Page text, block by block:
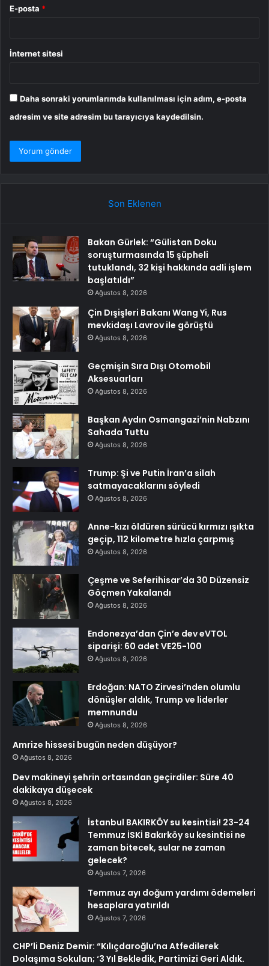
E-posta *
İnternet sitesi
Daha sonraki yorumlarımda kullanılması için adım, e-posta
adresim ve site adresim bu tarayıcıya kaydedilsin.
Son Eklenen
Bakan Gürlek: “Gülistan Doku
soruşturmasında 15 şüpheli
tutuklandı, 32 kişi hakkında adli işlem
başlatıldı”
Ağustos 8, 2026
Çin Dışişleri Bakanı Wang Yi, Rus
mevkidaşı Lavrov ile görüştü
Ağustos 8, 2026
Geçmişin Sıra Dışı Otomobil
Aksesuarları
Ağustos 8, 2026
Başkan Aydın Osmangazi’nin Nabzını
Sahada Tuttu
Ağustos 8, 2026
Trump: Şi ve Putin İran’a silah
satmayacaklarını söyledi
Ağustos 8, 2026
Anne-kızı öldüren sürücü kırmızı ışıkta
geçip, 112 kilometre hızla çarpmış
Ağustos 8, 2026
Çeşme ve Seferihisar’da 30 Düzensiz
Göçmen Yakalandı
Ağustos 8, 2026
Endonezya’dan Çin’e dev eVTOL
siparişi: 60 adet VE25-100
Ağustos 8, 2026
Erdoğan: NATO Zirvesi’nden olumlu
dönüşler aldık, Trump ve liderler
memnundu
Ağustos 8, 2026
Amrize hissesi bugün neden düşüyor?
Ağustos 8, 2026
Dev makineyi şehrin ortasından geçirdiler: Süre 40
dakikaya düşecek
Ağustos 8, 2026
İstanbul BAKIRKÖY su kesintisi! 23-24
Temmuz İSKİ Bakırköy su kesintisi ne
zaman bitecek, sular ne zaman
gelecek?
Ağustos 7, 2026
Temmuz ayı doğum yardımı ödemeleri
hesaplara yatırıldı
Ağustos 7, 2026
CHP’li Deniz Demir: “Kılıçdaroğlu’na Atfedilerek
Dolaşıma Sokulan; ‘3 Yıl Bekledik, Partimizi Geri Aldık.